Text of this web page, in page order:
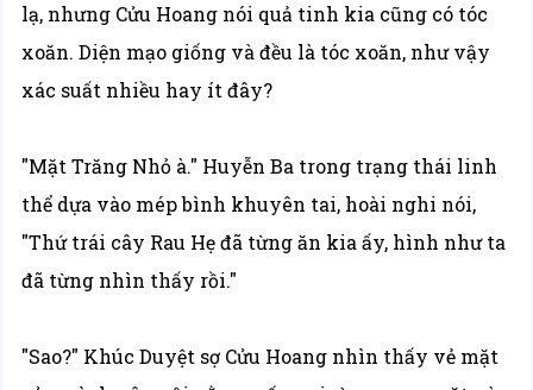
lạ, nhưng Cửu Hoang nói quả tinh kia cũng có tóc
xoăn. Diện mạo giống và đều là tóc xoăn, như vậy
xác suất nhiều hay ít đây?
"Mặt Trăng Nhỏ à." Huyễn Ba trong trạng thái linh
thể dựa vào mép bình khuyên tai, hoài nghi nói,
"Thứ trái cây Rau Hẹ đã từng ăn kia ấy, hình như ta
đã từng nhìn thấy rồi."
"Sao?" Khúc Duyệt sợ Cửu Hoang nhìn thấy vẻ mặt